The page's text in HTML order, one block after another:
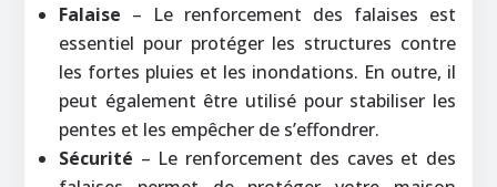
Falaise – Le renforcement des falaises est
essentiel pour protéger les structures contre
les fortes pluies et les inondations. En outre, il
peut également être utilisé pour stabiliser les
pentes et les empêcher de s’effondrer.
Sécurité – Le renforcement des caves et des